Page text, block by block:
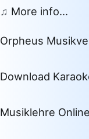
♫ More info...
Orpheus
Download
Musiklehre Online